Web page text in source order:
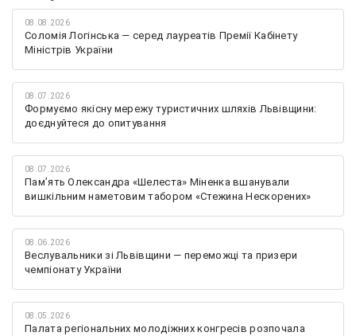
08.08.2026
Соломія Логінська — серед лауреатів Премії Кабінету
Міністрів України
08.07.2026
Формуємо якісну мережу туристичних шляхів Львівщини:
доєднуйтеся до опитування
08.07.2026
Памʼять Олександра «Шелеста» Міненка вшанували
вишкільним наметовим табором «Стежина Нескорених»
08.06.2026
Веслувальники зі Львівщини — переможці та призери
чемпіонату України
08.05.2026
Палата регіональних молодіжних конгресів розпочала